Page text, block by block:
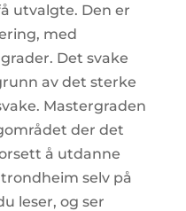
utvalgte. Den er
med
Det svake
av det sterke
Mastergraden
der det
å utdanne
selv på
leser, og ser